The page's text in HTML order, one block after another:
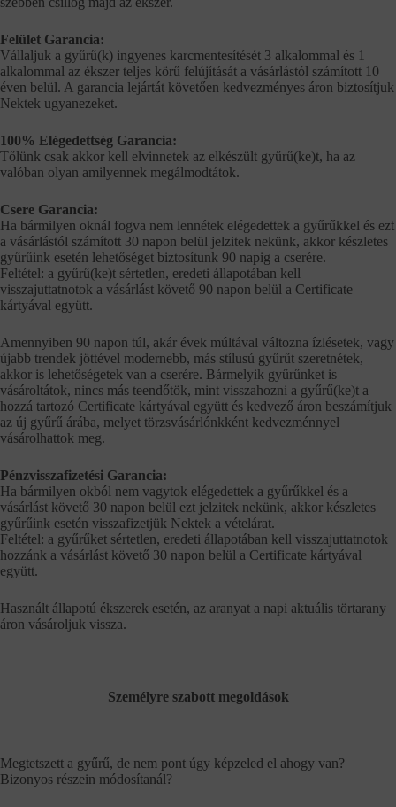
Felület Garancia:
Vállaljuk a gyűrű(k) ingyenes karcmentesítését 3 alkalommal és 1
alkalommal az ékszer teljes körű felújítását a vásárlástól számított 10
éven belül. A garancia lejártát követően kedvezményes áron biztosítjuk
Nektek ugyanezeket.
100% Elégedettség Garancia:
Tőlünk csak akkor kell elvinnetek az elkészült gyűrű(ke)t, ha az
valóban olyan amilyennek megálmodtátok.
Csere Garancia:
Ha bármilyen oknál fogva nem lennétek elégedettek a gyűrűkkel és ezt
a vásárlástól számított 30 napon belül jelzitek nekünk, akkor készletes
gyűrűink esetén lehetőséget biztosítunk 90 napig a cserére.
Feltétel: a gyűrű(ke)t sértetlen, eredeti állapotában kell
visszajuttatnotok a vásárlást követő 90 napon belül a Certificate
kártyával együtt.
Amennyiben 90 napon túl, akár évek múltával változna ízlésetek, vagy
újabb trendek jöttével modernebb, más stílusú gyűrűt szeretnétek,
akkor is lehetőségetek van a cserére. Bármelyik gyűrűnket is
vásároltátok, nincs más teendőtök, mint visszahozni a gyűrű(ke)t a
hozzá tartozó Certificate kártyával együtt és kedvező áron beszámítjuk
az új gyűrű árába, melyet törzsvásárlónkként kedvezménnyel
vásárolhattok meg.
Pénzvisszafizetési Garancia:
Ha bármilyen okból nem vagytok elégedettek a gyűrűkkel és a
vásárlást követő 30 napon belül ezt jelzitek nekünk, akkor készletes
gyűrűink esetén visszafizetjük Nektek a vételárat.
Feltétel: a gyűrűket sértetlen, eredeti állapotában kell visszajuttatnotok
hozzánk a vásárlást követő 30 napon belül a Certificate kártyával
együtt.
Használt állapotú ékszerek esetén, az aranyat a napi aktuális törtarany
áron vásároljuk vissza.
Személyre szabott megoldások
Megtetszett a gyűrű, de nem pont úgy képzeled el ahogy van?
Bizonyos részein módosítanál?